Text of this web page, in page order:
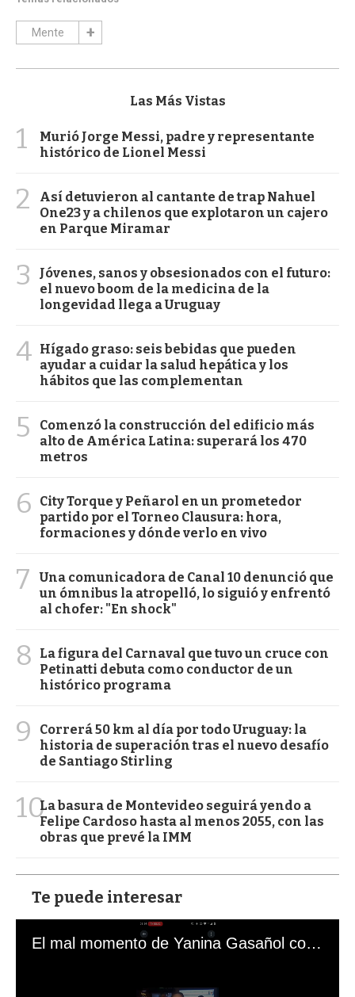
Mente
Las Más Vistas
1
Murió Jorge Messi, padre y representante
histórico de Lionel Messi
2
Así detuvieron al cantante de trap Nahuel
One23 y a chilenos que explotaron un cajero
en Parque Miramar
3
Jóvenes, sanos y obsesionados con el futuro:
el nuevo boom de la medicina de la
longevidad llega a Uruguay
4 Hígado graso: seis bebidas que pueden
ayudar a cuidar la salud hepática y los
hábitos que las complementan
5
Comenzó la construcción del edificio más
alto de América Latina: superará los 470
metros
6
City Torque y Peñarol en un prometedor
partido por el Torneo Clausura: hora,
formaciones y dónde verlo en vivo
7
Una comunicadora de Canal 10 denunció que
un ómnibus la atropelló, lo siguió y enfrentó
al chofer: "En shock"
8
La figura del Carnaval que tuvo un cruce con
Petinatti debuta como conductor de un
histórico programa
9
Correrá 50 km al día por todo Uruguay: la
historia de superación tras el nuevo desafío
de Santiago Stirling
10La basura de Montevideo seguirá yendo a
Felipe Cardoso hasta al menos 2055, con las
obras que prevé la IMM
Te puede interesar
El mal momento de Yanina Gasañol con un hincha argentino en "Subrayado"